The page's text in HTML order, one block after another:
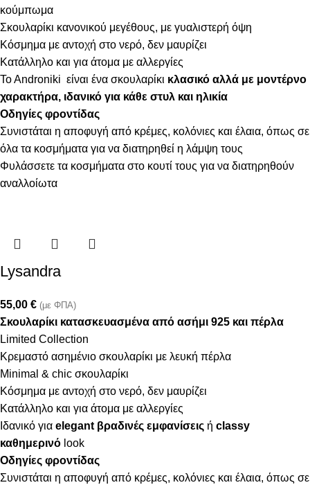
κούμπωμα
Σκουλαρίκι κανονικού μεγέθους, με γυαλιστερή όψη
Κόσμημα με αντοχή στο νερό, δεν μαυρίζει
Κατάλληλο και για άτομα με αλλεργίες
To Androniki είναι ένα σκουλαρίκι κλασικό αλλά με μοντέρνο
χαρακτήρα, ιδανικό για κάθε στυλ και ηλικία
Οδηγίες φροντίδας
Συνιστάται η αποφυγή από κρέμες, κολόνιες και έλαια, όπως σε
όλα τα κοσμήματα για να διατηρηθεί η λάμψη τους
Φυλάσσετε τα κοσμήματα στο κουτί τους για να διατηρηθούν
αναλλοίωτα
Lysandra
55,00 € (με ΦΠΑ)
Σκουλαρίκι κατασκευασμένα από ασήμι 925 και πέρλα
Limited Collection
Κρεμαστό ασημένιο σκουλαρίκι με λευκή πέρλα
Minimal & chic σκουλαρίκι
Κόσμημα με αντοχή στο νερό, δεν μαυρίζει
Κατάλληλο και για άτομα με αλλεργίες
Ιδανικό για elegant βραδινές εμφανίσεις ή classy
καθημερινό look
Οδηγίες φροντίδας
Συνιστάται η αποφυγή από κρέμες, κολόνιες και έλαια, όπως σε